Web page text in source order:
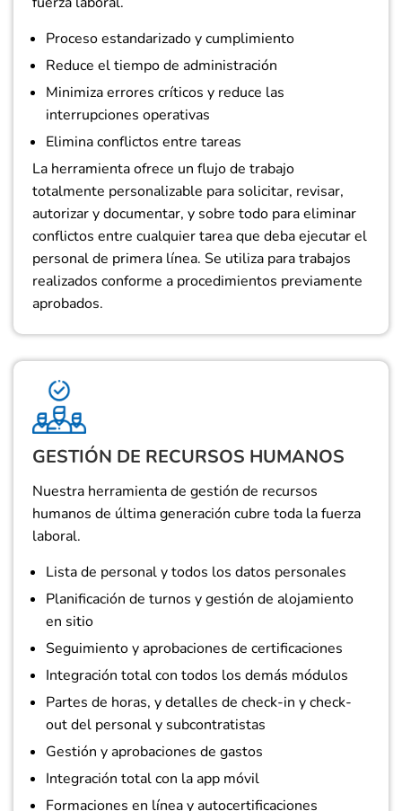
Proceso estandarizado y cumplimiento
Reduce el tiempo de administración
Minimiza errores críticos y reduce las
interrupciones operativas
Elimina conflictos entre tareas
La herramienta ofrece un flujo de trabajo
totalmente personalizable para solicitar, revisar,
autorizar y documentar, y sobre todo para eliminar
conflictos entre cualquier tarea que deba ejecutar el
personal de primera línea. Se utiliza para trabajos
realizados conforme a procedimientos previamente
aprobados.
GESTIÓN DE RECURSOS HUMANOS
Nuestra herramienta de gestión de recursos
humanos de última generación cubre toda la fuerza
laboral.
Lista de personal y todos los datos personales
Planificación de turnos y gestión de alojamiento
en sitio
Seguimiento y aprobaciones de certificaciones
Integración total con todos los demás módulos
Partes de horas, y detalles de check-in y check-
out del personal y subcontratistas
Gestión y aprobaciones de gastos
Integración total con la app móvil
Formaciones en línea y autocertificaciones